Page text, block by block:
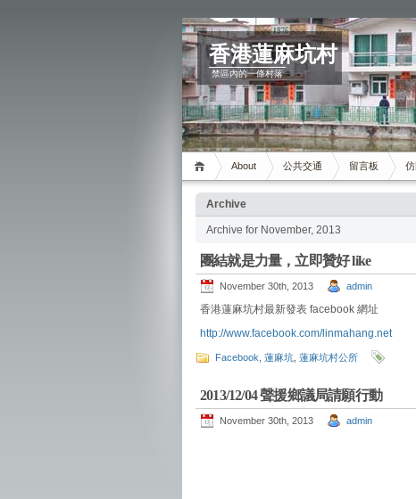
香港蓮麻坑村
禁區內的一條村落
About 公共交通 留言板
Archive
Archive for November, 2013
團結就是力量，立即贊好 like
November 30th, 2013 admin
香港蓮麻坑村最新發表 facebook 網址
http://www.facebook.com/linmahang.net
Facebook 蓮麻坑 蓮麻坑村公所
2013/12/04 聲援鄉議局請願行動
November 30th, 2013 admin